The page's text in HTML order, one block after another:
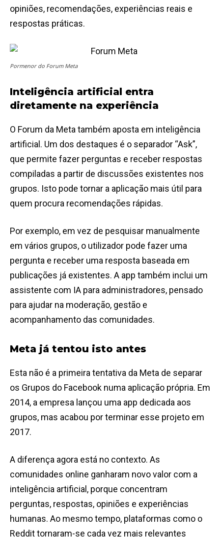
opiniões, recomendações, experiências reais e
respostas práticas.
Pormenor do Forum Meta
Inteligência artificial entra
diretamente na experiência
O Forum da Meta também aposta em inteligência
artificial. Um dos destaques é o separador “Ask”,
que permite fazer perguntas e receber respostas
compiladas a partir de discussões existentes nos
grupos. Isto pode tornar a aplicação mais útil para
quem procura recomendações rápidas.
Por exemplo, em vez de pesquisar manualmente
em vários grupos, o utilizador pode fazer uma
pergunta e receber uma resposta baseada em
publicações já existentes. A app também inclui um
assistente com IA para administradores, pensado
para ajudar na moderação, gestão e
acompanhamento das comunidades.
Meta já tentou isto antes
Esta não é a primeira tentativa da Meta de separar
os Grupos do Facebook numa aplicação própria. Em
2014, a empresa lançou uma app dedicada aos
grupos, mas acabou por terminar esse projeto em
2017.
A diferença agora está no contexto. As
comunidades online ganharam novo valor com a
inteligência artificial, porque concentram
perguntas, respostas, opiniões e experiências
humanas. Ao mesmo tempo, plataformas como o
Reddit tornaram-se cada vez mais relevantes